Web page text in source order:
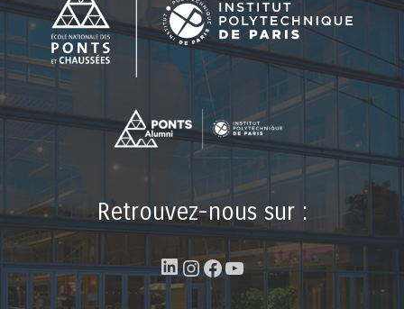
Retrouvez-nous sur :
LinkedIn
Instagram
Facebook
YouTube